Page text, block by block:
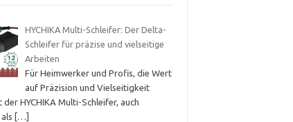
HYCHIKA Multi-Schleifer: Der Delta-
Schleifer für präzise und vielseitige
Arbeiten
Für Heimwerker und Profis, die Wert
auf Präzision und Vielseitigkeit
der HYCHIKA Multi-Schleifer, auch
[…]